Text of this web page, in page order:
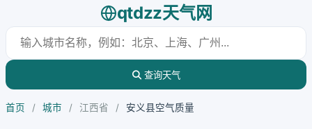
qtdzz天气网
查询天气
首页 / 城市 / 江西省 / 安义县空气质量